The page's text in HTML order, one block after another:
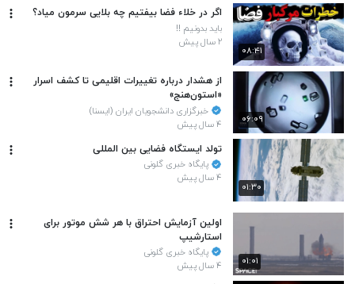
۰۸:۴۱
اگر در خلاء فضا بیفتیم چه بلایی سرمون میاد؟
باید بدونیم !!
۲ سال پیش
۰۶:۰۹
از هشدار درباره تغییرات اقلیمی تا کشف اسرار
«استون‌هنج»
خبرگزاری دانشجویان ایران (ایسنا)
۴ سال پیش
۰۱:۳۰
تولد ایستگاه فضایی بین المللی
پایگاه خبری گلونی
۴ سال پیش
۰۱:۰۱
اولین آزمایش احتراق با هر شش موتور برای
استارشیپ
پایگاه خبری گلونی
۴ سال پیش